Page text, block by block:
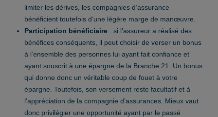
limiter les dérives, les compagnies d’assurance
bénéficient toutefois d’une légère marge de manœuvre.
Participation bénéficiaire : si l’assureur a réalisé des
bénéfices conséquents, il peut choisir de verser un bonus
à l’ensemble des personnes lui ayant fait confiance et
ayant souscrit à une épargne de la Branche 21. Un bonus
qui donne donc un véritable coup de fouet à votre
épargne. Toutefois, son versement reste facultatif et à
l’appréciation de la compagnie d’assurances. Mieux vaut
donc privilégier une opportunité ayant par le passé